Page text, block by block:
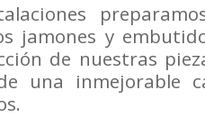
jamones y
de nuestras
una inmejorable